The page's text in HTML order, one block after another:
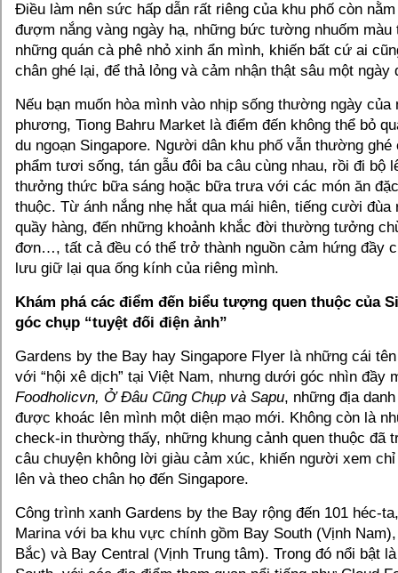
Điều làm nên sức hấp dẫn rất riêng của khu phố còn
đượm nắng vàng ngày hạ, những bức tường nhuốm màu
những quán cà phê nhỏ xinh ẩn mình, khiến bất cứ ai
chân ghé lại, để thả lỏng và cảm nhận thật sâu một ngày
Nếu bạn muốn hòa mình vào nhịp sống thường ngày của
phương, Tiong Bahru Market là điểm đến không thể bỏ
du ngoạn Singapore. Người dân khu phố vẫn thường
phẩm tươi sống, tán gẫu đôi ba câu cùng nhau, rồi đi bộ
thưởng thức bữa sáng hoặc bữa trưa với các món ăn
thuộc. Từ ánh nắng nhẹ hắt qua mái hiên, tiếng cười đùa
quầy hàng, đến những khoảnh khắc đời thường tưởng
đơn…, tất cả đều có thể trở thành nguồn cảm hứng đầy
lưu giữ lại qua ống kính của riêng mình.
Khám phá các điểm đến biểu tượng quen thuộc của
góc chụp “tuyệt đối điện ảnh”
Gardens by the Bay hay Singapore Flyer là những cái
với “hội xê dịch” tại Việt Nam, nhưng dưới góc nhìn đầy
Foodholicvn, Ở Đâu Cũng Chụp và Sapu, những địa
được khoác lên mình một diện mạo mới. Không còn là
check-in thường thấy, những khung cảnh quen thuộc đã
câu chuyện không lời giàu cảm xúc, khiến người xem
lên và theo chân họ đến Singapore.
Công trình xanh Gardens by the Bay rộng đến 101 héc-
Marina với ba khu vực chính gồm Bay South (Vịnh
Bắc) và Bay Central (Vịnh Trung tâm). Trong đó nổi bật